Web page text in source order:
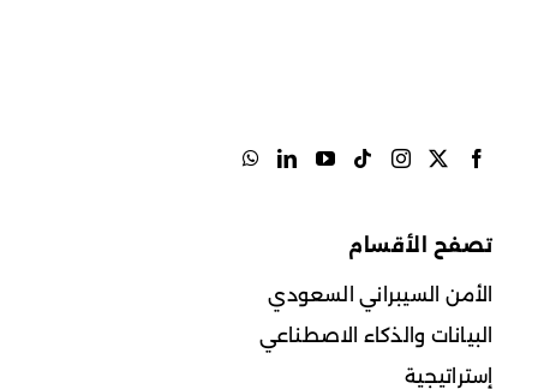
تصفح الأقسام
الأمن السيبراني السعودي
البيانات والذكاء الاصطناعي
إستراتيجية